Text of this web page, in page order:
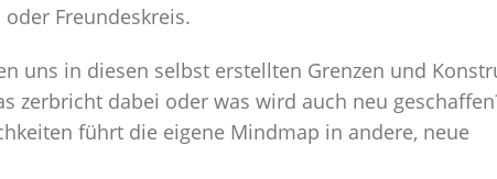
Freundeskreis.
uns in diesen selbst erstellten Grenzen und
zerbricht dabei oder was wird auch neu
führt die eigene Mindmap in andere, neue